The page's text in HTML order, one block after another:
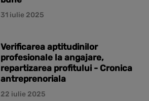
31 iulie 2025
Verificarea aptitudinilor
profesionale la angajare,
repartizarea profitului - Cronica
antreprenoriala
22 iulie 2025